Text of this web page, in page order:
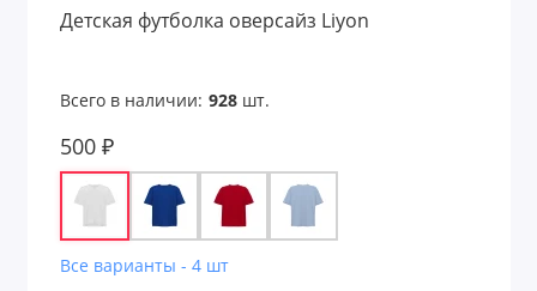
Детская футболка оверсайз Liyon
Всего в наличии: 928шт.
500 ₽
Все варианты - 4 шт